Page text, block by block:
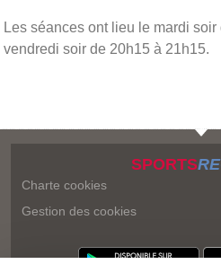
Les séances ont lieu le mardi
vendredi soir de 20h15 à 21h15.
SPORTS
Charte cookies
Gestion des cookies